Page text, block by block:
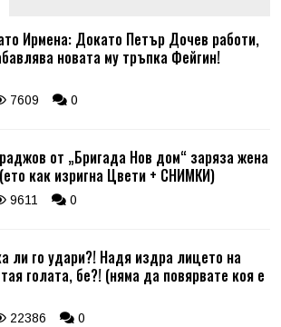
Ирмена: Докато Петър Дочев работи,
новата му тръпка Фейгин!
7609 0
от „Бригада Нов дом“ заряза жена
как изригна Цвети + СНИМКИ)
9611 0
ли го удари?! Надя издра лицето на
голата, бе?! (няма да повярвате коя е
22386 0